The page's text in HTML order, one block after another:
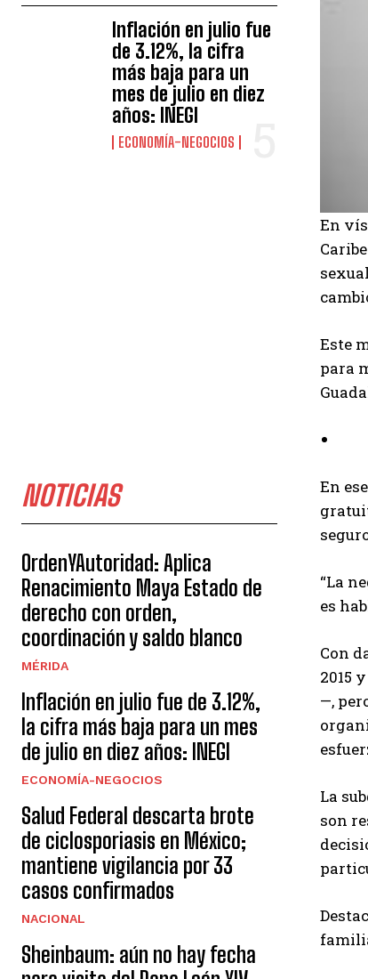
Inflación en julio fue
de 3.12%, la cifra
más baja para un
mes de julio en diez
años: INEGI
ECONOMÍA-NEGOCIOS
NOTICIAS
OrdenYAutoridad: Aplica
Renacimiento Maya Estado de
derecho con orden,
coordinación y saldo blanco
MÉRIDA
Inflación en julio fue de 3.12%,
la cifra más baja para un mes
de julio en diez años: INEGI
ECONOMÍA-NEGOCIOS
Salud Federal descarta brote
de ciclosporiasis en México;
mantiene vigilancia por 33
casos confirmados
NACIONAL
Sheinbaum: aún no hay fecha
En
Este
para
En
“La
es
Con
2015
—,
La
son